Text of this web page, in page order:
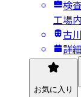
検
工場
古
詳
お気に入り